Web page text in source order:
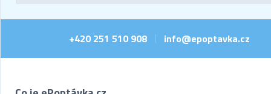
+420 251 510 908 | info@epoptavka.cz